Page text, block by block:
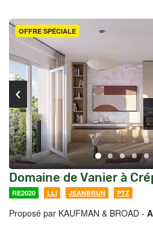
OFFRE SPÉCIALE
Domaine de Vanier à
RE2020 LLI JEANBRUN PTZ
Proposé par KAUFMAN & BROAD -